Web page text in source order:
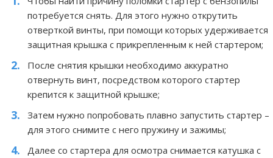
потребуется снять. Для этого нужно открутить
отверткой винты, при помощи которых удерживается
защитная крышка с прикрепленным к ней стартером;
После снятия крышки необходимо аккуратно
отвернуть винт, посредством которого стартер
крепится к защитной крышке;
Затем нужно попробовать плавно запустить стартер –
для этого снимите с него пружину и зажимы;
Далее со стартера для осмотра снимается катушка с